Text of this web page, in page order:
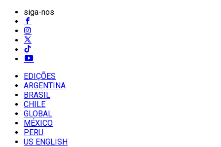
siga-nos
EDIÇÕES
ARGENTINA
BRASIL
CHILE
GLOBAL
MÉXICO
PERU
US ENGLISH